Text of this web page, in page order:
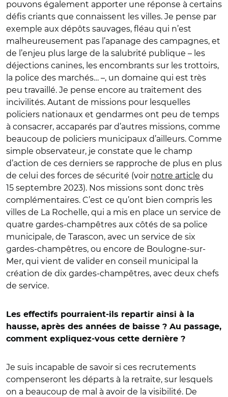
pouvons également apporter une réponse à certains
défis criants que connaissent les villes. Je pense par
exemple aux dépôts sauvages, fléau qui n’est
malheureusement pas l’apanage des campagnes, et
de l’enjeu plus large de la salubrité publique – les
déjections canines, les encombrants sur les trottoirs,
la police des marchés… –, un domaine qui est très
peu travaillé. Je pense encore au traitement des
incivilités. Autant de missions pour lesquelles
policiers nationaux et gendarmes ont peu de temps
à consacrer, accaparés par d’autres missions, comme
beaucoup de policiers municipaux d’ailleurs. Comme
simple observateur, je constate que le champ
d’action de ces derniers se rapproche de plus en plus
de celui des forces de sécurité (voir notre article du
15 septembre 2023). Nos missions sont donc très
complémentaires. C’est ce qu’ont bien compris les
villes de La Rochelle, qui a mis en place un service de
quatre gardes-champêtres aux côtés de sa police
municipale, de Tarascon, avec un service de six
gardes-champêtres, ou encore de Boulogne-sur-
Mer, qui vient de valider en conseil municipal la
création de dix gardes-champêtres, avec deux chefs
de service.
Les effectifs pourraient-ils repartir ainsi à la
hausse, après des années de baisse ? Au passage,
comment expliquez-vous cette dernière ?
Je suis incapable de savoir si ces recrutements
compenseront les départs à la retraite, sur lesquels
on a beaucoup de mal à avoir de la visibilité. De